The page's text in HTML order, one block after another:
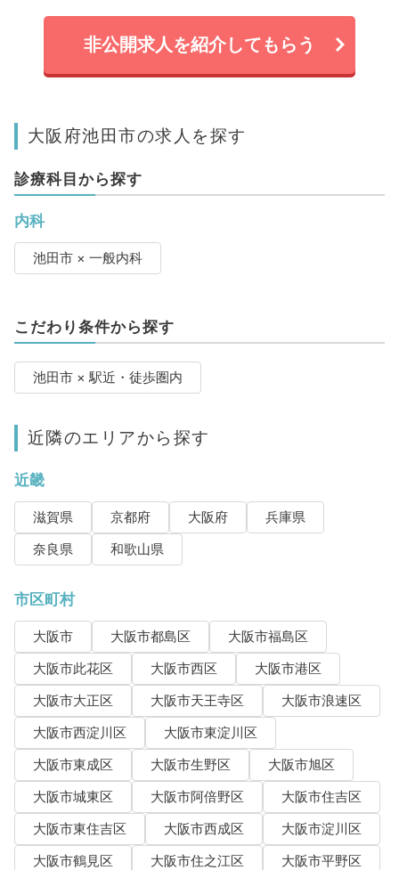
非公開求人を紹介してもらう
大阪府池田市の求人を探す
診療科目から探す
内科
池田市 × 一般内科
こだわり条件から探す
池田市 × 駅近・徒歩圏内
近隣のエリアから探す
近畿
滋賀県 京都府 大阪府
兵庫県
奈良県
和歌山県
市区町村
大阪市 大阪市都島区
大阪市福島区
大阪市此花区
大阪市西区
大阪市港区
大阪市大正区
大阪市天王寺区
大阪市浪速区
大阪市西淀川区
大阪市東淀川区
大阪市東成区
大阪市生野区
大阪市旭区
大阪市城東区
大阪市阿倍野区
大阪市住吉区
大阪市東住吉区
大阪市西成区
大阪市淀川区
大阪市鶴見区
大阪市住之江区
大阪市平野区